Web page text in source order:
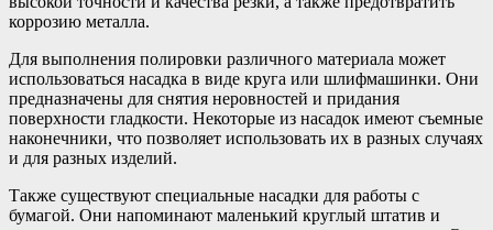
коррозию металла.
Для выполнения полировки различного материала может
использоваться насадка в виде круга или шлифмашинки. Они
предназначены для снятия неровностей и придания
поверхности гладкости. Некоторые из насадок имеют съемные
наконечники, что позволяет использовать их в разных случаях
и для разных изделий.
Также существуют специальные насадки для работы с
бумагой. Они напоминают маленький круглый штатив и